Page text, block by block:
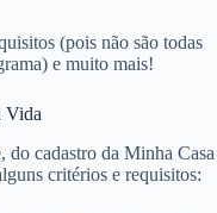
(pois não são todas
e muito mais!
Vida
do cadastro da Minha Casa
critérios e requisitos: